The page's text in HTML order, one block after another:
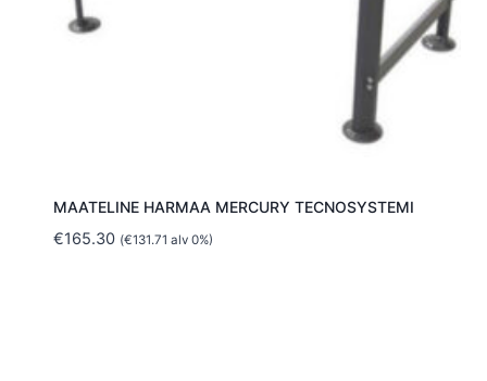
MAATELINE HARMAA MERCURY TECNOSYSTEMI
€165.30 (€131.71 alv 0%)